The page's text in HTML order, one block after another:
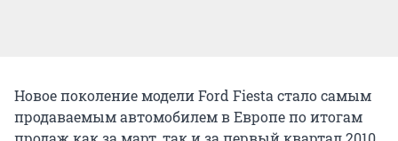
Новое поколение модели Ford Fiesta стало самым
продаваемым автомобилем в Европе по итогам